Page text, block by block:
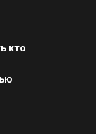
кто